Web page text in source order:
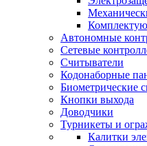
Автономные
Сетевые
Считыватели
Кодонаборные
Биометрические
Кнопки выхода
Доводчики
Турникеты и
Калитки